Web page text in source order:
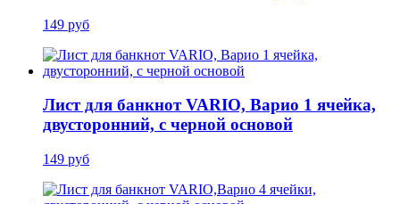
149 руб
Лист для банкнот VARIO, Варио 1 ячейка,
двусторонний, с черной основой
149 руб